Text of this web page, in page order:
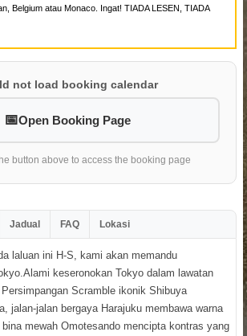
Belgium atau Monaco. Ingat! TIADA LESEN, TIADA
not load booking calendar
Open Booking Page
button above to access the booking page
Jadual FAQ Lokasi
laluan ini H-S, kami akan memandu
keseronokan Tokyo dalam lawatan
Scramble ikonik Shibuya
jalan-jalan bergaya Harajuku membawa warna
mewah Omotesando mencipta kontras yang